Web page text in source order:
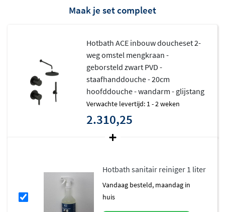
Maak je set compleet
Hotbath ACE inbouw doucheset 2-
weg omstel mengkraan -
geborsteld zwart PVD -
staafhanddouche - 20cm
hoofddouche - wandarm - glijstang
Verwachte levertijd: 1 - 2 weken
2.310,25
Hotbath sanitair reiniger 1 liter
vandaag besteld, maandag in
huis